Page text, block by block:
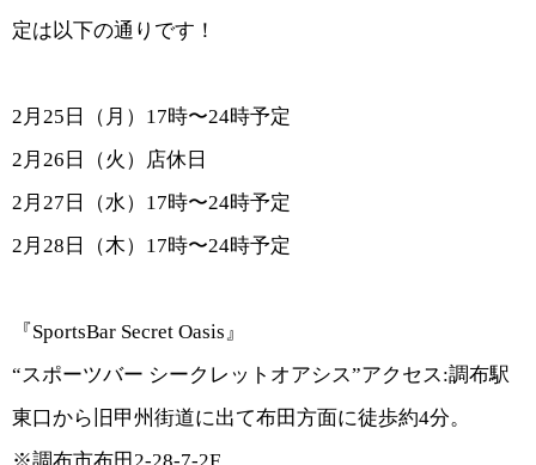
定は以下の通りです！
2 月 25 日（月） 17時〜24時予定
2 月 26 日（火）
店休日
2 月 27 日（水） 17時〜24時予定
2 月 28 日（木） 17時〜24時予定
『SportsBar Secret Oasis』
“スポーツバー シークレットオアシス”アクセス:調布駅
東口から旧甲州街道に出て布田方面に徒歩約4分。